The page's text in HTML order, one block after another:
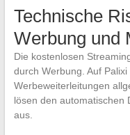
Technische
Werbung und
Die kostenlosen
durch Werbung. Auf
Werbeweiterleitungen
lösen den automatischen
aus.